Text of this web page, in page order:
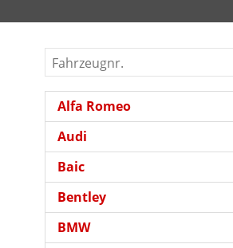
Fahrzeugnr.
Alfa Romeo
Audi
Baic
Bentley
BMW